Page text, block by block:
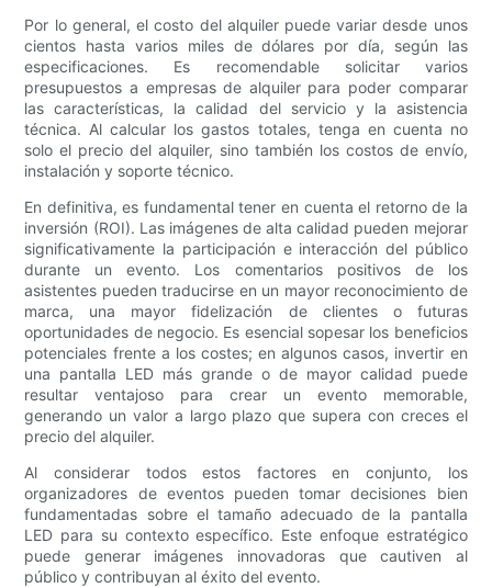
Por lo general, el costo del alquiler puede variar desde unos
cientos hasta varios miles de dólares por día, según las
especificaciones. Es recomendable solicitar varios
presupuestos a empresas de alquiler para poder comparar
las características, la calidad del servicio y la asistencia
técnica. Al calcular los gastos totales, tenga en cuenta no
solo el precio del alquiler, sino también los costos de envío,
instalación y soporte técnico.
En definitiva, es fundamental tener en cuenta el retorno de la
inversión (ROI). Las imágenes de alta calidad pueden mejorar
significativamente la participación e interacción del público
durante un evento. Los comentarios positivos de los
asistentes pueden traducirse en un mayor reconocimiento de
marca, una mayor fidelización de clientes o futuras
oportunidades de negocio. Es esencial sopesar los beneficios
potenciales frente a los costes; en algunos casos, invertir en
una pantalla LED más grande o de mayor calidad puede
resultar ventajoso para crear un evento memorable,
generando un valor a largo plazo que supera con creces el
precio del alquiler.
Al considerar todos estos factores en conjunto, los
organizadores de eventos pueden tomar decisiones bien
fundamentadas sobre el tamaño adecuado de la pantalla
LED para su contexto específico. Este enfoque estratégico
puede generar imágenes innovadoras que cautiven al
público y contribuyan al éxito del evento.